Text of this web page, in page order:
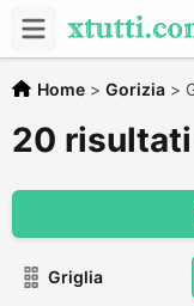
Home > Gorizia >
20
Griglia